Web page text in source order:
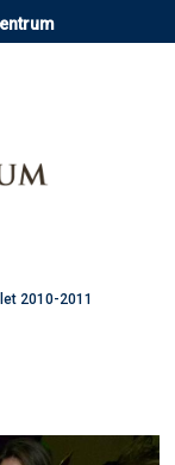
2010-2011